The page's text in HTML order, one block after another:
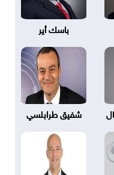
باسك أير
شفيق طرابلسي